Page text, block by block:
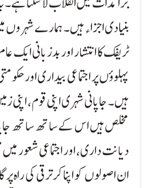
بنیادی اجزاء ہیں۔ ہمارے شہروں
ٹریفک کا انتشار اور بدزبانی
پہلوؤں پر اجتماعی بیداری اور
ہیں۔ جاپانی شہری اپنی قوم،
مخلص ہیں اس کے ساتھ ساتھ
دیانت داری، اور اجتماعی شعور
ان اصولوں کو اپنا کر ترقی کی راہ